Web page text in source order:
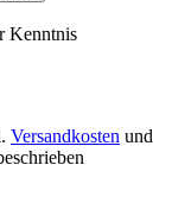
Kenntnis
Versandkosten und